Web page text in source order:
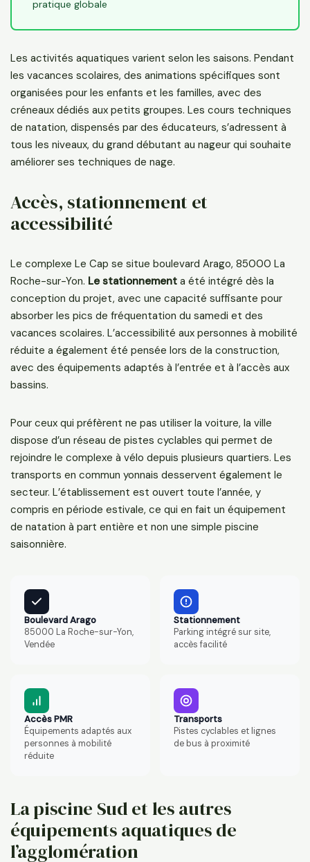
pratique globale
Les activités aquatiques varient selon les saisons. Pendant
les vacances scolaires, des animations spécifiques sont
organisées pour les enfants et les familles, avec des
créneaux dédiés aux petits groupes. Les cours techniques
de natation, dispensés par des éducateurs, s’adressent à
tous les niveaux, du grand débutant au nageur qui souhaite
améliorer ses techniques de nage.
Accès, stationnement et
accessibilité
Le complexe Le Cap se situe boulevard Arago, 85000 La
Roche-sur-Yon. Le stationnement a été intégré dès la
conception du projet, avec une capacité suffisante pour
absorber les pics de fréquentation du samedi et des
vacances scolaires. L’accessibilité aux personnes à mobilité
réduite a également été pensée lors de la construction,
avec des équipements adaptés à l’entrée et à l’accès aux
bassins.
Pour ceux qui préfèrent ne pas utiliser la voiture, la ville
dispose d’un réseau de pistes cyclables qui permet de
rejoindre le complexe à vélo depuis plusieurs quartiers. Les
transports en commun yonnais desservent également le
secteur. L’établissement est ouvert toute l’année, y
compris en période estivale, ce qui en fait un équipement
de natation à part entière et non une simple piscine
saisonnière.
Boulevard Arago
85000 La Roche-sur-Yon,
Vendée
Stationnement
Parking intégré sur site,
accès facilité
Accès PMR
Équipements adaptés aux
personnes à mobilité
réduite
Transports
Pistes cyclables et lignes
de bus à proximité
La piscine Sud et les autres
équipements aquatiques de
l’agglomération